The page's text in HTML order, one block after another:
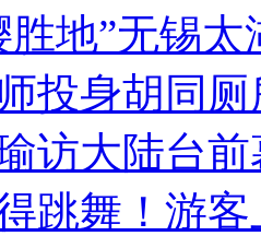
胜地”无锡
投身胡同
访大陆台
跳舞！游客